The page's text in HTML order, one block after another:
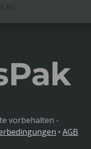
vorbehalten -
• AGB